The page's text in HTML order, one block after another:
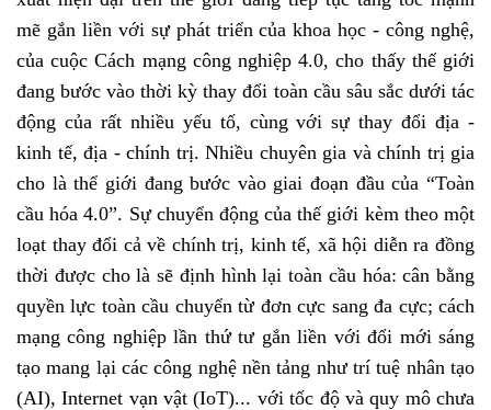
mẽ gắn liền với sự phát triển của khoa học - công nghệ,
của cuộc Cách mạng công nghiệp 4.0, cho thấy thế giới
đang bước vào thời kỳ thay đổi toàn cầu sâu sắc dưới tác
động của rất nhiều yếu tố, cùng với sự thay đổi địa -
kinh tế, địa - chính trị. Nhiều chuyên gia và chính trị gia
cho là thể giới đang bước vào giai đoạn đầu của “Toàn
cầu hóa 4.0”. Sự chuyển động của thế giới kèm theo một
loạt thay đổi cả về chính trị, kinh tế, xã hội diễn ra đồng
thời được cho là sẽ định hình lại toàn cầu hóa: cân bằng
quyền lực toàn cầu chuyển từ đơn cực sang đa cực; cách
mạng công nghiệp lần thứ tư gắn liền với đổi mới sáng
tạo mang lại các công nghệ nền tảng như trí tuệ nhân tạo
(AI), Internet vạn vật (IoT)... với tốc độ và quy mô chưa